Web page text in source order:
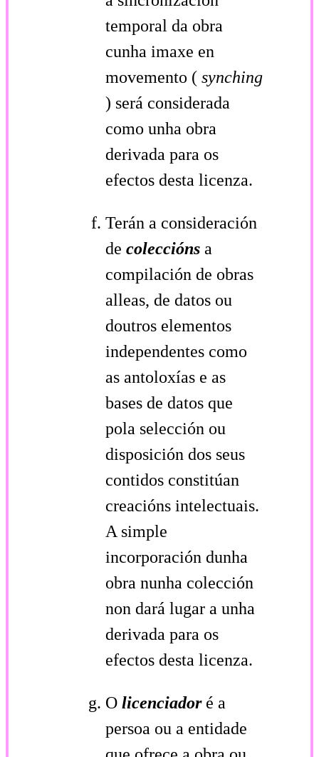
temporal da obra
cunha imaxe en
movemento ( synching
) será considerada
como unha obra
derivada para os
efectos desta licenza.
Terán a consideración
de coleccións a
compilación de obras
alleas, de datos ou
doutros elementos
independentes como
as antoloxías e as
bases de datos que
pola selección ou
disposición dos seus
contidos constitúan
creacións intelectuais.
A simple
incorporación dunha
obra nunha colección
non dará lugar a unha
derivada para os
efectos desta licenza.
O licenciador é a
persoa ou a entidade